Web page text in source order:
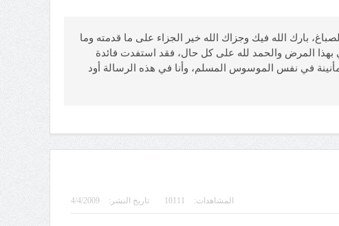
التعامل مع الوسواس القهري (11) الأستاذة الكريمة رفيف الصباغ، بارك الله فيك وجزاك الله خير الجزاء على ما قدمته وما
بهذا المرض والحمد لله على كل حال، فقد استفدت فائدة
في نفس الموسوس المسلم، وأنا في هذه الرسالة أود
تاريخ النشر: 4/4/2009 المشاهدات: 10111